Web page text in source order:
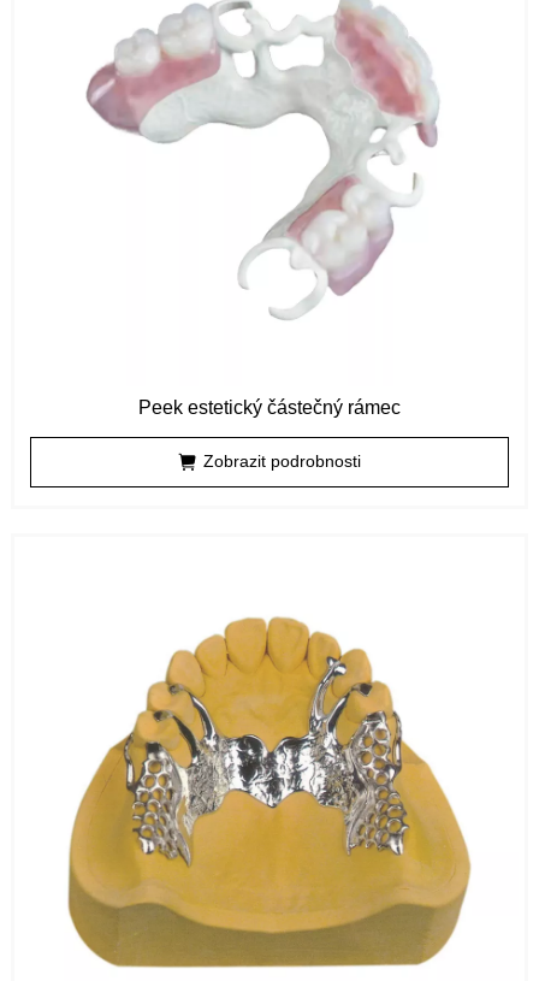
Peek estetický částečný rámec
Zobrazit podrobnosti